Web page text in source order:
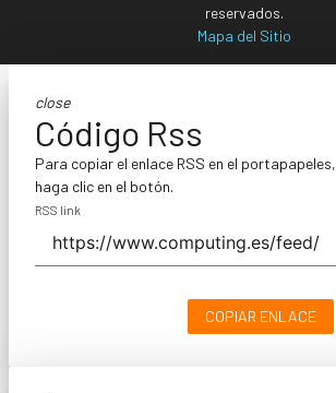
reservados.
Mapa del Sitio
close
Código Rss
Para copiar el enlace RSS en el portapapeles,
haga clic en el botón.
RSS link
COPIAR ENLACE